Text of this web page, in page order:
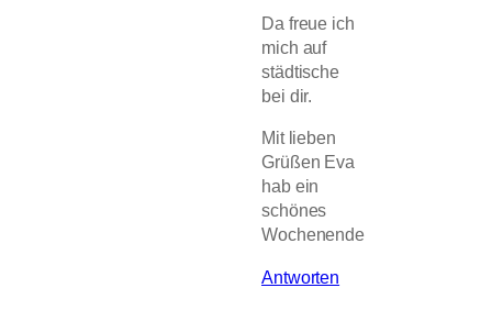
Da freue ich
mich auf
städtische
bei dir.
Mit lieben
Grüßen Eva
hab ein
schönes
Wochenende
Antworten